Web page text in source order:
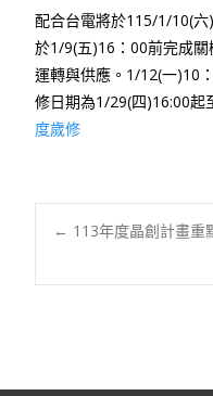
配合台電將於115/1/10(
於1/9(五)16：00前完成
運轉與供應。1/12(一)10
修日期為1/29(四)16:00起
度歲修
Post
← 113年度晶創計畫重